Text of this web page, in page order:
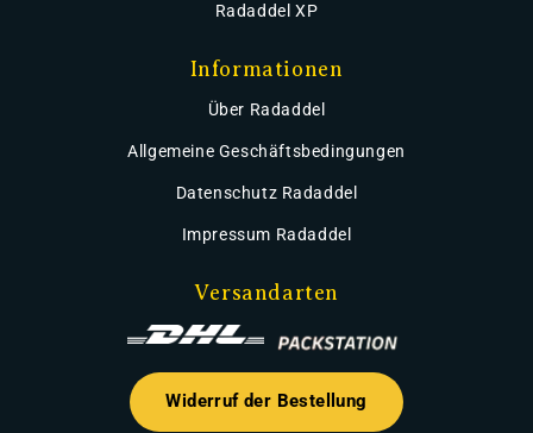
Radaddel XP
Informationen
Über Radaddel
Allgemeine Geschäftsbedingungen
Datenschutz Radaddel
Impressum Radaddel
Versandarten
Widerruf der Bestellung